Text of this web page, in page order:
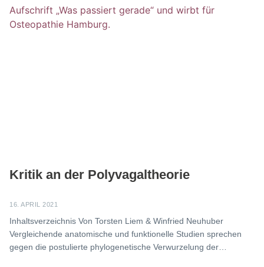
Kritik an der Polyvagaltheorie
16. APRIL 2021
Inhaltsverzeichnis Von Torsten Liem & Winfried Neuhuber
Vergleichende anatomische und funktionelle Studien sprechen
gegen die postulierte phylogenetische Verwurzelung der